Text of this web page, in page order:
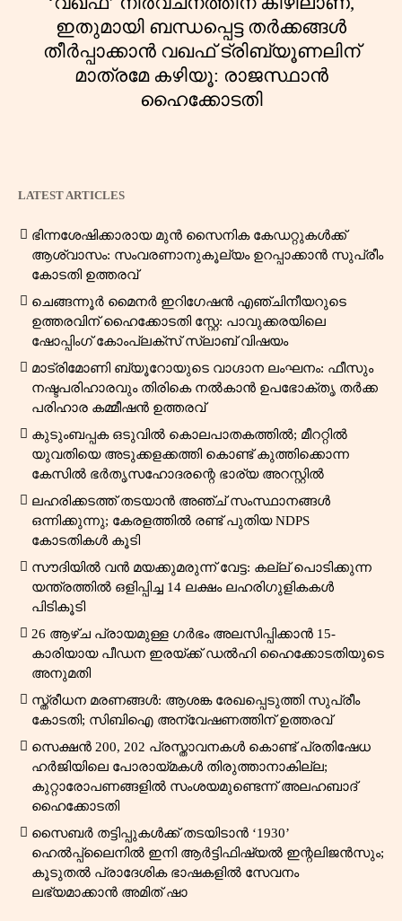
ഇതുമായി ബന്ധപ്പെട്ട തർക്കങ്ങൾ
തീർപ്പാക്കാൻ വഖഫ് ട്രിബ്യൂണലിന്
മാത്രമേ കഴിയൂ: രാജസ്ഥാൻ
ഹൈക്കോടതി
LATEST ARTICLES
ഭിന്നശേഷിക്കാരായ മുൻ സൈനിക കേഡറ്റുകൾക്ക്
ആശ്വാസം: സംവരണാനുകൂല്യം ഉറപ്പാക്കാൻ സുപ്രീം
കോടതി ഉത്തരവ്
ചെങ്ങന്നൂർ മൈനർ ഇറിഗേഷൻ എഞ്ചിനീയറുടെ
ഉത്തരവിന് ഹൈക്കോടതി സ്റ്റേ: പാവുക്കരയിലെ
ഷോപ്പിംഗ് കോംപ്ലക്സ് സ്ലാബ് വിഷയം
മാട്രിമോണി ബ്യൂറോയുടെ വാഗ്ദാന ലംഘനം: ഫീസും
നഷ്ടപരിഹാരവും തിരികെ നൽകാൻ ഉപഭോക്തൃ തർക്ക
പരിഹാര കമ്മീഷൻ ഉത്തരവ്
കുടുംബപ്പക ഒടുവിൽ കൊലപാതകത്തിൽ; മീററ്റിൽ
യുവതിയെ അടുക്കളക്കത്തി കൊണ്ട് കുത്തിക്കൊന്ന
കേസിൽ ഭർതൃസഹോദരന്റെ ഭാര്യ അറസ്റ്റിൽ
ലഹരിക്കടത്ത് തടയാൻ അഞ്ച് സംസ്ഥാനങ്ങൾ
ഒന്നിക്കുന്നു; കേരളത്തിൽ രണ്ട് പുതിയ NDPS
കോടതികൾ കൂടി
സൗദിയിൽ വൻ മയക്കുമരുന്ന് വേട്ട: കല്ല് പൊടിക്കുന്ന
യന്ത്രത്തിൽ ഒളിപ്പിച്ച 14 ലക്ഷം ലഹരിഗുളികകൾ
പിടികൂടി
26 ആഴ്ച പ്രായമുള്ള ഗർഭം അലസിപ്പിക്കാൻ 15-
കാരിയായ പീഡന ഇരയ്ക്ക് ഡൽഹി ഹൈക്കോടതിയുടെ
അനുമതി
സ്ത്രീധന മരണങ്ങൾ: ആശങ്ക രേഖപ്പെടുത്തി സുപ്രീം
കോടതി; സിബിഐ അന്വേഷണത്തിന് ഉത്തരവ്
സെക്ഷൻ 200, 202 പ്രസ്താവനകൾ കൊണ്ട് പ്രതിഷേധ
ഹർജിയിലെ പോരായ്മകൾ തിരുത്താനാകില്ല;
കുറ്റാരോപണങ്ങളിൽ സംശയമുണ്ടെന്ന് അലഹബാദ്
ഹൈക്കോടതി
സൈബർ തട്ടിപ്പുകൾക്ക് തടയിടാൻ ‘1930’
ഹെൽപ്പ്‌ലൈനിൽ ഇനി ആർട്ടിഫിഷ്യൽ ഇന്റലിജൻസും;
കൂടുതൽ പ്രാദേശിക ഭാഷകളിൽ സേവനം
ലഭ്യമാക്കാൻ അമിത് ഷാ